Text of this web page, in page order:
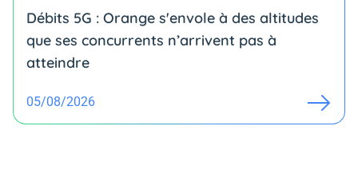
Débits 5G : Orange s'envole à des altitudes
que ses concurrents n’arrivent pas à
atteindre
05/08/2026